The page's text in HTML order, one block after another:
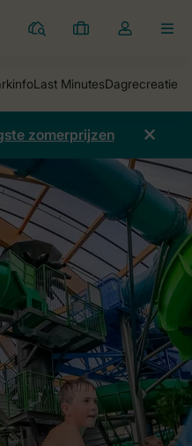
Parken
Mijn
Open
van
mijn
account
zomerprijzen
Faciliteiten Zwemmen